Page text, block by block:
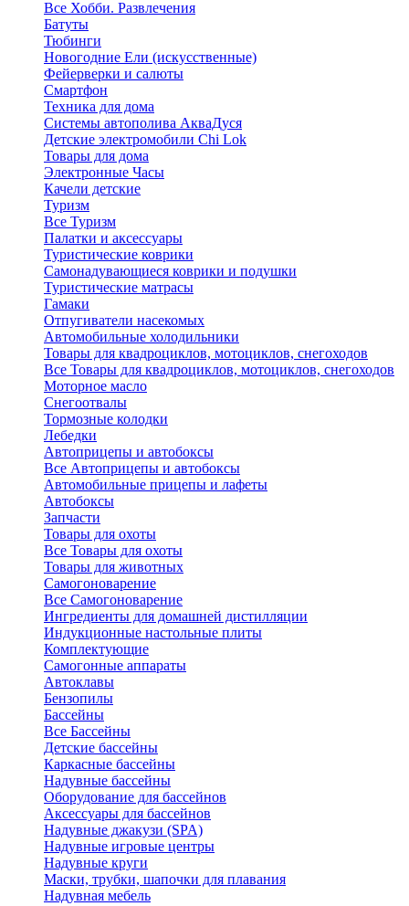
Все Хобби. Развлечения
Батуты
Тюбинги
Новогодние Ели (искусственные)
Фейерверки и салюты
Смартфон
Техника для дома
Системы автополива АкваДуся
Детские электромобили Chi Lok
Товары для дома
Электронные Часы
Качели детские
Туризм
Все Туризм
Палатки и аксессуары
Туристические коврики
Самонадувающиеся коврики и подушки
Туристические матрасы
Гамаки
Отпугиватели насекомых
Автомобильные холодильники
Товары для квадроциклов, мотоциклов, снегоходов
Все Товары для квадроциклов, мотоциклов, снегоходов
Моторное масло
Снегоотвалы
Тормозные колодки
Лебедки
Автоприцепы и автобоксы
Все Автоприцепы и автобоксы
Автомобильные прицепы и лафеты
Автобоксы
Запчасти
Товары для охоты
Все Товары для охоты
Товары для животных
Самогоноварение
Все Самогоноварение
Ингредиенты для домашней дистилляции
Индукционные настольные плиты
Комплектующие
Самогонные аппараты
Автоклавы
Бензопилы
Бассейны
Все Бассейны
Детские бассейны
Каркасные бассейны
Надувные бассейны
Оборудование для бассейнов
Аксессуары для бассейнов
Надувные джакузи (SPA)
Надувные игровые центры
Надувные круги
Маски, трубки, шапочки для плавания
Надувная мебель